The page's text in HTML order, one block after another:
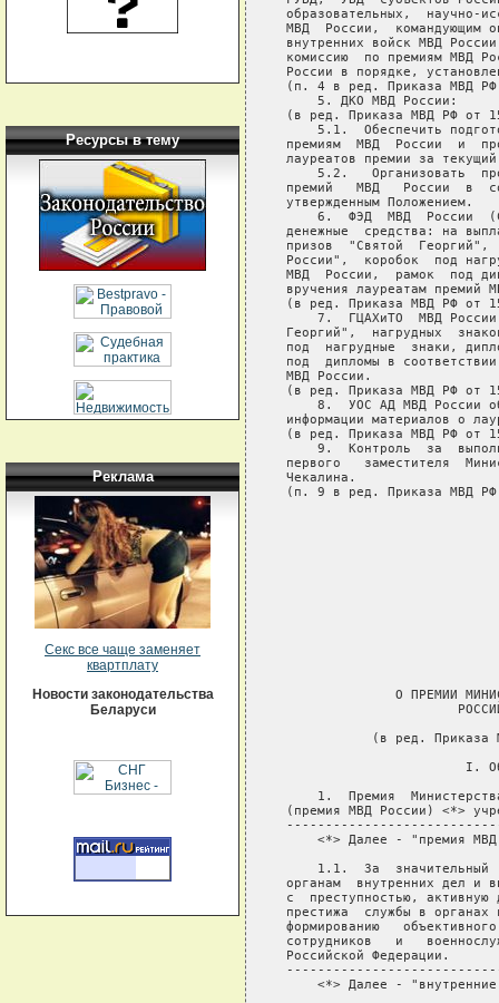
Ресурсы в тему
Реклама
Секс все чаще заменяет
квартплату
Новости законодательства
Беларуси